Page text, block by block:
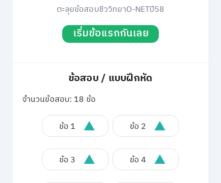
ตะลุยข้อสอบชีววิทยาO-NETปี58
เริ่มข้อแรกกันเลย
ข้อสอบ / แบบฝึกหัด
จำนวนข้อสอบ: 18 ข้อ
ข้อ 1 ข้อ 2
ข้อ 3 ข้อ 4